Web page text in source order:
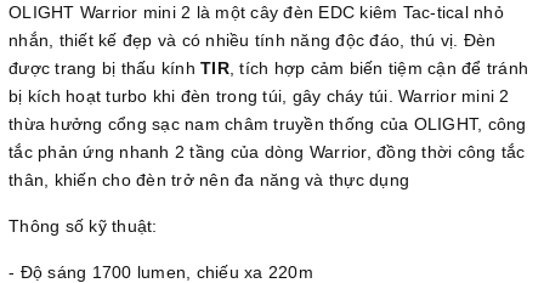
OLIGHT Warrior mini 2 là một cây đèn EDC kiêm Tac-tical nhỏ
nhắn, thiết kế đẹp và có nhiều tính năng độc đáo, thú vị. Đèn
được trang bị thấu kính TIR, tích hợp cảm biến tiệm cận để tránh
bị kích hoạt turbo khi đèn trong túi, gây cháy túi. Warrior mini 2
thừa hưởng cổng sạc nam châm truyền thống của OLIGHT, công
tắc phản ứng nhanh 2 tầng của dòng Warrior, đồng thời công tắc
thân, khiến cho đèn trở nên đa năng và thực dụng
Thông số kỹ thuật:
- Độ sáng 1700 lumen, chiếu xa 220m